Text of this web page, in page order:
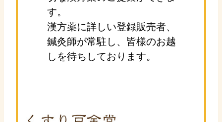
す。
漢方薬に詳しい登録販売者、
鍼灸師が常駐し、皆様のお越
しを待ちしております。